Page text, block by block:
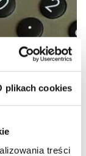
plikach cookies
treści